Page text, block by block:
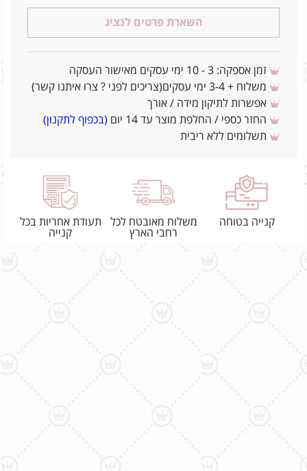
השארת פרטים לנציג
זמן אספקה: 3 - 10 ימי עסקים מאישור העסקה
משלוח + 3-4 ימי עסקים(צריכים לפני ? צרו איתנו קשר)
אפשרות לתיקון מידה / אורך
החזר כספי / החלפת מוצר עד 14 יום
(בכפוף לתקנון)
תשלומים ללא ריבית
קנייה בטוחה
משלוח מאובטח לכל
רחבי הארץ
תעודת אחריות בכל
קנייה